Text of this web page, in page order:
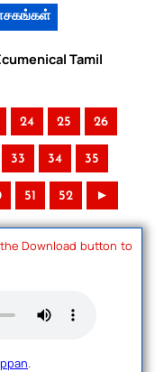
Tamil
24 25 26
33 34 35
51 52 ►
Download button to
.